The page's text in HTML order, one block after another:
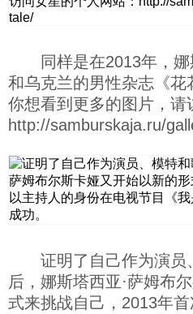
社会
文化
历史
旅游
同样是在2013年，
和乌克兰的男性杂志《花
你想看到更多的图片，请
http://samburskaja.ru/
证明了自己作为演员
后，娜斯塔西亚·萨姆布
式来挑战自己，2013年